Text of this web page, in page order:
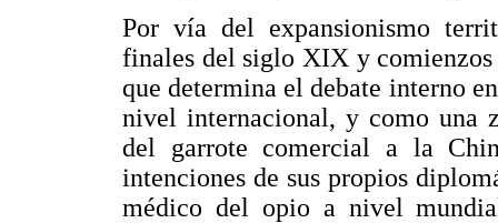
Por vía del expansionismo
finales del siglo XIX y
que determina el debate interno
nivel internacional, y como una
del garrote comercial a la
intenciones de sus propios
médico del opio a nivel